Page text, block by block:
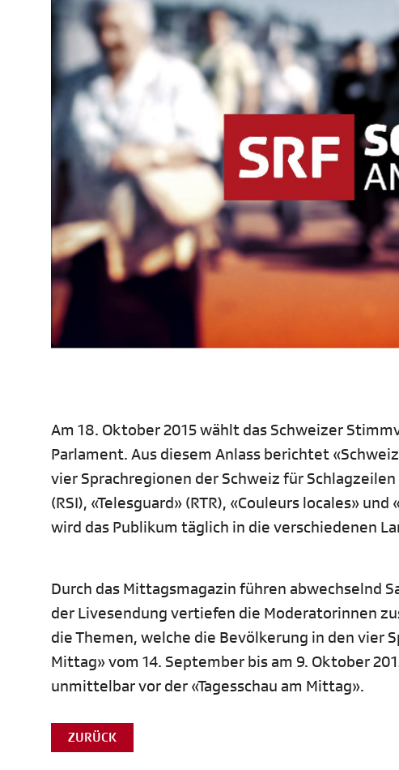
Am 18. Oktober 2015 wählt das Schweizer
Parlament. Aus diesem Anlass berichtet
vier Sprachregionen der Schweiz für
(RSI), «Telesguard» (RTR), «Couleurs locales»
wird das Publikum täglich in die verschiedenen
Durch das Mittagsmagazin führen abwechselnd
der Livesendung vertiefen die Moderatorinnen
die Themen, welche die Bevölkerung in den vier
Mittag» vom 14. September bis am 9. Oktober
unmittelbar vor der «Tagesschau am Mittag».
ZURÜCK